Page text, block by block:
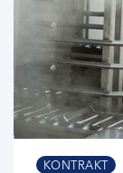
KONTRAKT